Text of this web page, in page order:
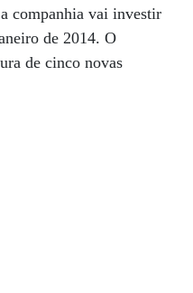
companhia vai investir
de 2014. O
de cinco novas